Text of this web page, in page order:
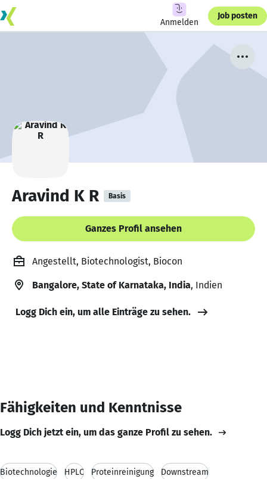
Anmelden
Job posten
Aravind K R Basis
Ganzes Profil ansehen
Angestellt, Biotechnologist, Biocon
Bangalore, State of Karnataka, India, Indien
Logg Dich ein, um alle Einträge zu sehen.
Fähigkeiten und Kenntnisse
Logg Dich jetzt ein, um das ganze Profil zu sehen.
Biotechnologie HPLC Proteinreinigung Downstream